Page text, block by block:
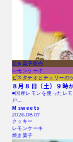
焼き菓子販売
レモンケーキ
ピスタチオとチェリーの
８月８日（土）９時
■国産レモンを使ったレ
戸…
M sweets
2026.08.07
クッキー
レモンケーキ
焼き菓子